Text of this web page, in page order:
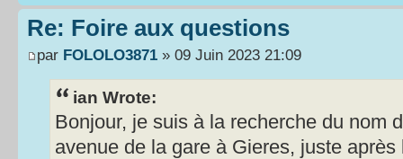
Re: Foire aux questions
par FOLOLO3871 » 09 Juin 2023 21:09
ian Wrote:
Bonjour, je suis à la recherche du nom
avenue de la gare à Gieres, juste